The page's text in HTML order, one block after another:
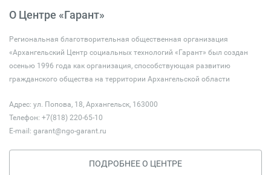
О Центре «Гарант»
Региональная благотворительная общественная организация
«Архангельский Центр социальных технологий «Гарант» был создан
осенью 1996 года как организация, способствующая развитию
гражданского общества на территории Архангельской области
Адрес: ул. Попова, 18, Архангельск, 163000
Телефон: +7(818) 220-65-10
E-mail: garant@ngo-garant.ru
ПОДРОБНЕЕ О ЦЕНТРЕ